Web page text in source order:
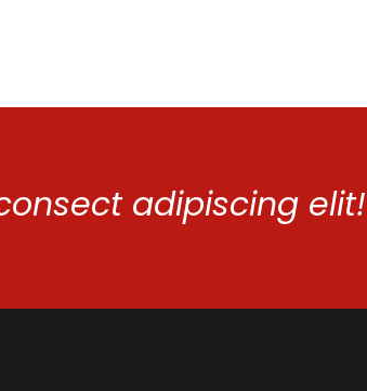
adipiscing elit!